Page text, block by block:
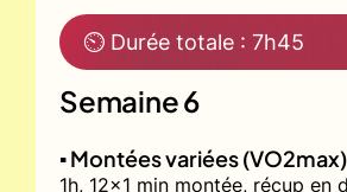
⏲ Durée totale : 7h45
Semaine 6
▪️ Montées variées (VO2max)
1h, 12x1 min montée, récup en